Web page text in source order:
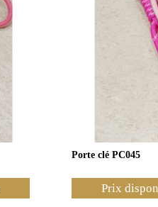
Porte clé PC045
Prix